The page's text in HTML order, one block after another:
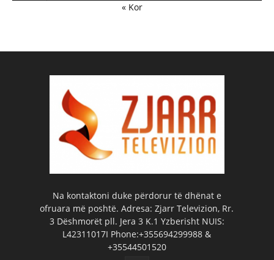
« Kor
Na kontaktoni duke përdorur të dhënat e
ofruara më poshtë. Adresa: Zjarr Televizion, Rr.
3 Dëshmorët pll. Jera 3 K.1 Yzberisht NUIS:
L42311017I Phone:+355694299988 &
+35544501520